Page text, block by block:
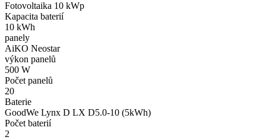
Fotovoltaika 10 kWp
Kapacita baterií
10 kWh
panely
AiKO Neostar
výkon panelů
500 W
Počet panelů
20
Baterie
GoodWe Lynx D LX D5.0-10 (5kWh)
Počet baterií
2